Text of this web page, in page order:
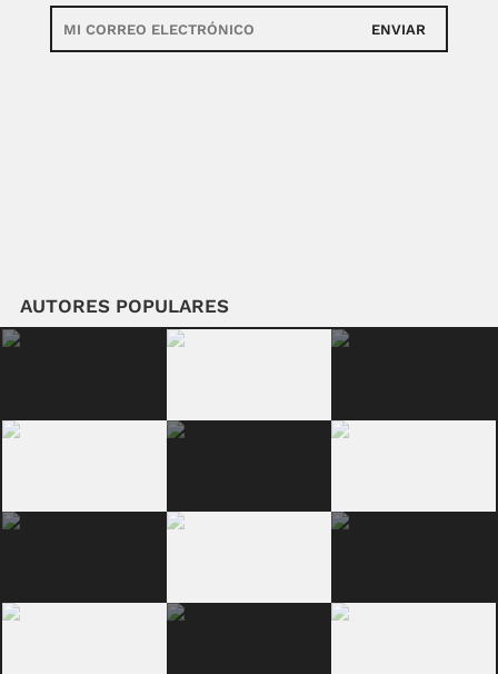
ENVIAR
AUTORES POPULARES